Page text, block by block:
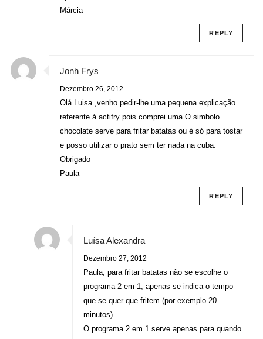
Márcia
REPLY
Jonh Frys
Dezembro 26, 2012
Olá Luisa ,venho pedir-lhe uma pequena explicação
referente á actifry pois comprei uma.O simbolo
chocolate serve para fritar batatas ou é só para tostar
e posso utilizar o prato sem ter nada na cuba.
Obrigado
Paula
REPLY
Luísa Alexandra
Dezembro 27, 2012
Paula, para fritar batatas não se escolhe o
programa 2 em 1, apenas se indica o tempo
que se quer que fritem (por exemplo 20
minutos).
O programa 2 em 1 serve apenas para quando